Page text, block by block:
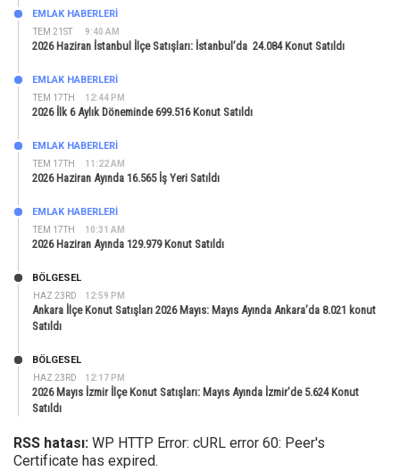
TEM 21ST 9:40 AM
EMLAK HABERLERI
2026 Haziran İstanbul İlçe Satışları: İstanbul’da 24.084 Konut Satıldı
TEM 17TH 12:44 PM
EMLAK HABERLERI
2026 İlk 6 Aylık Döneminde 699.516 Konut Satıldı
TEM 17TH 11:22 AM
EMLAK HABERLERI
2026 Haziran Ayında 16.565 İş Yeri Satıldı
TEM 17TH 10:31 AM
EMLAK HABERLERI
2026 Haziran Ayında 129.979 Konut Satıldı
HAZ 23RD 12:59 PM
BÖLGESEL
Ankara İlçe Konut Satışları 2026 Mayıs: Mayıs Ayında Ankara’da 8.021 konut
Satıldı
HAZ 23RD 12:17 PM
BÖLGESEL
2026 Mayıs İzmir İlçe Konut Satışları: Mayıs Ayında İzmir’de 5.624 Konut
Satıldı
RSS hatası: WP HTTP Error: cURL error 60: Peer's
Certificate has expired.